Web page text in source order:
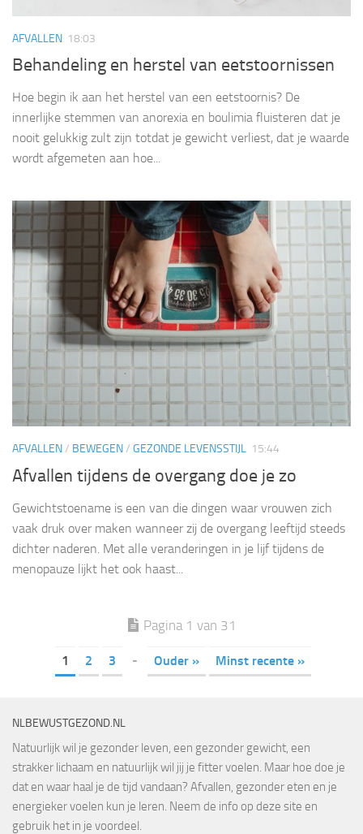
AFVALLEN 18:03
Behandeling en herstel van eetstoornissen
Hoe begin ik aan het herstel van een eetstoornis? De
innerlijke stemmen van anorexia en boulimia fluisteren dat je
nooit gelukkig zult zijn totdat je gewicht verliest, dat je waarde
wordt afgemeten aan hoe...
AFVALLEN/ BEWEGEN/ GEZONDE LEVENSSTIJL 15:44
Afvallen tijdens de overgang doe je zo
Gewichtstoename is een van die dingen waar vrouwen zich
vaak druk over maken wanneer zij de overgang leeftijd steeds
dichter naderen. Met alle veranderingen in je lijf tijdens de
menopauze lijkt het ook haast...
Pagina 1 van 31
1 2 3 - Ouder » Minst recente »
NLBEWUSTGEZOND.NL
Natuurlijk wil je gezonder leven, een gezonder gewicht, een
strakker lichaam en natuurlijk wil jij je fitter voelen. Maar hoe doe je
dat en waar haal je de tijd vandaan? Afvallen, gezonder eten en je
energieker voelen kun je leren. Neem de info op deze site en
gebruik het in je voordeel.